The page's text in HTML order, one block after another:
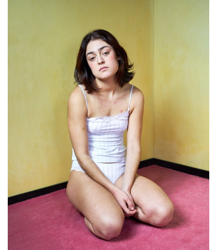
McKendrick il y a trois ans, Paperboy servira de plateforme